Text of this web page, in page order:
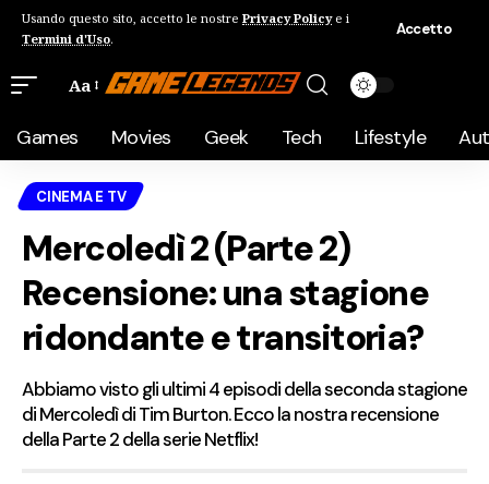
Usando questo sito, accetto le nostre Privacy Policye i
Termini d'Uso.
Accetto
Aa
Games Movies Geek Tech Lifestyle
CINEMA E TV
Mercoledì 2 (Parte 2)
Recensione: una stagione
ridondante e transitoria?
Abbiamo visto gli ultimi 4 episodi della seconda stagione
di Mercoledì di Tim Burton. Ecco la nostra recensione
della Parte 2 della serie Netflix!